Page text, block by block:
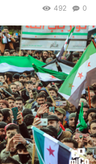
0
492